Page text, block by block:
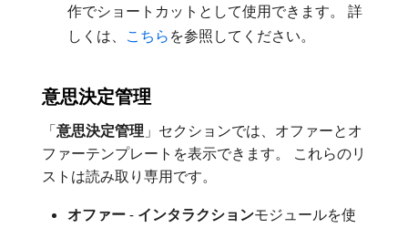
作でショートカットとして使用できます。 詳
しくは、 こちら を参照してください。
意思決定管理
「意思決定管理 」セクションでは、オファーとオ
ファーテンプレートを表示できます。 これらのリ
ストは読み取り専用です。
オファー - インタラクション​モジュールを使